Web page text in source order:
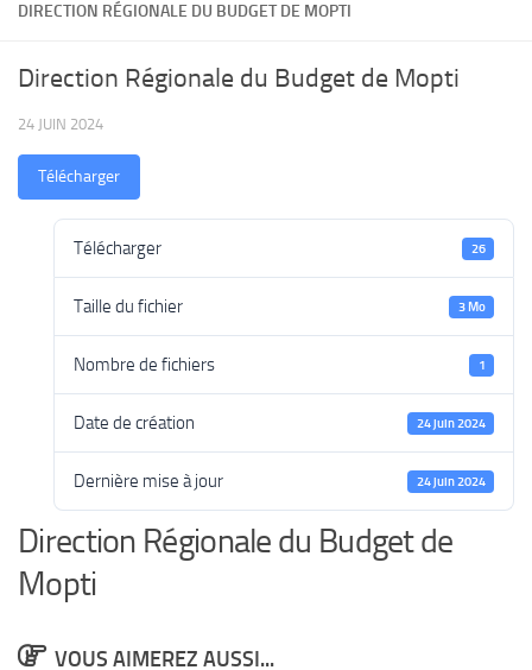
DIRECTION RÉGIONALE DU BUDGET DE MOPTI
Direction Régionale du Budget de Mopti
24 JUIN 2024
Télécharger
Télécharger 26
Taille du fichier 3 Mo
Nombre de fichiers 1
Date de création 24 juin 2024
Dernière mise à jour 24 juin 2024
Direction Régionale du Budget de
Mopti
VOUS AIMEREZ AUSSI...